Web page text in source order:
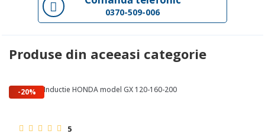
0370-509-006
Produse din aceeasi categorie
-20%
Bobina Inductie HONDA model GX 120-160-200
5